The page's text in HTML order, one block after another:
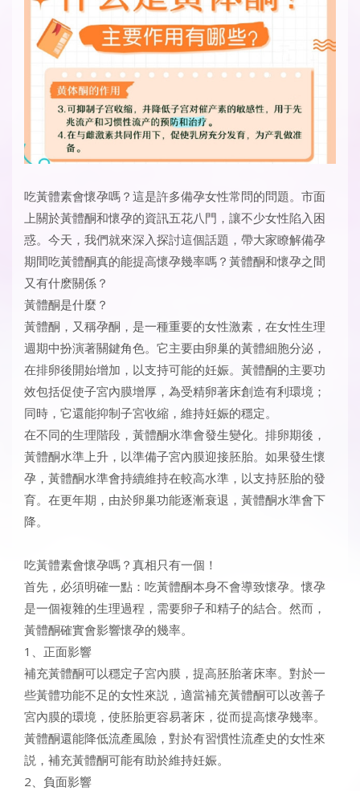
吃黃體素會懷孕嗎 ？這是許多備孕女性常問的問題。市面
上關於黃體酮和懷孕的資訊五花八門，讓不少女性陷入困
惑。今天，我們就來深入探討這個話題，帶大家瞭解備孕
期間吃黃體酮真的能提高懷孕幾率嗎？黃體酮和懷孕之間
又有什麽關係？
黃體酮是什麼？
黃體酮，又稱孕酮，是一種重要的女性激素，在女性生理
週期中扮演著關鍵角色。它主要由卵巢的黃體細胞分泌，
在排卵後開始增加，以支持可能的妊娠。黃體酮的主要功
效包括促使子宮內膜增厚，為受精卵著床創造有利環境；
同時，它還能抑制子宮收縮，維持妊娠的穩定。
在不同的生理階段，黃體酮水準會發生變化。排卵期後，
黃體酮水準上升，以準備子宮內膜迎接胚胎。如果發生懷
孕，黃體酮水準會持續維持在較高水準，以支持胚胎的發
育。在更年期，由於卵巢功能逐漸衰退，黃體酮水準會下
降。
吃黃體素會懷孕嗎？真相只有一個！
首先，必須明確一點：吃黃體酮本身不會導致懷孕。懷孕
是一個複雜的生理過程，需要卵子和精子的結合。然而，
黃體酮確實會影響懷孕的幾率。
1、正面影響
補充黃體酮可以穩定子宮內膜，提高胚胎著床率。對於一
些黃體功能不足的女性來説，適當補充黃體酮可以改善子
宮內膜的環境，使胚胎更容易著床，從而提高懷孕幾率。
黃體酮還能降低流產風險，對於有習慣性流產史的女性來
説，補充黃體酮可能有助於維持妊娠。
2、負面影響